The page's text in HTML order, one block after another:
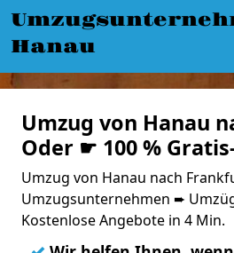
Hanau
Umzug von Hanau
Oder ☛ 100 %
Umzug von Hanau nach
Umzugsunternehmen ➨
Kostenlose Angebote in 4 Min.